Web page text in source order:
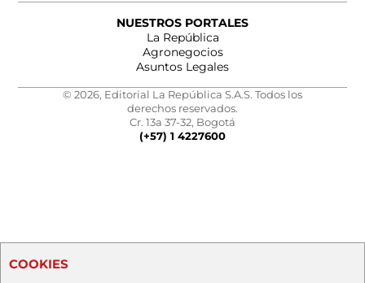
NUESTROS PORTALES
La República
Agronegocios
Asuntos Legales
© 2026, Editorial La República S.A.S. Todos los
derechos reservados.
Cr. 13a 37-32, Bogotá
(+57) 1 4227600
COOKIES